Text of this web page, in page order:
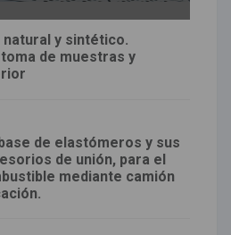
natural y sintético.
de muestras y
de elastómeros y sus
de unión, para el
mediante camión